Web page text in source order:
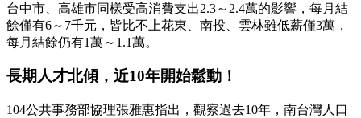
台中市、高雄市同樣受高消費支出2.3～2.4萬的影響，每月結
餘僅有6～7千元，皆比不上花東、南投、雲林雖低薪僅3萬，
每月結餘仍有1萬～1.1萬。
長期人才北傾，近10年開始鬆動！
104公共事務部協理張雅惠指出，觀察過去10年，南台灣人口